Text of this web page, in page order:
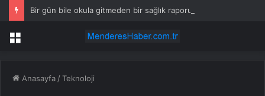
Menü
Anasayfa /Teknoloji